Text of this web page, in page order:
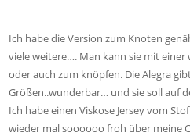
Ich habe die Version zum Knoten
viele weitere…. Man kann sie mit
oder auch zum knöpfen. Die Alegra
Größen..wunderbar… und sie soll auf
Ich habe einen Viskose Jersey vom
wieder mal soooooo froh über meine